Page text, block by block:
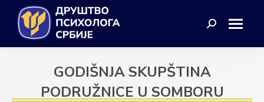
Search:
GODIŠNJA SKUPŠTINA
PODRUŽNICE U SOMBORU